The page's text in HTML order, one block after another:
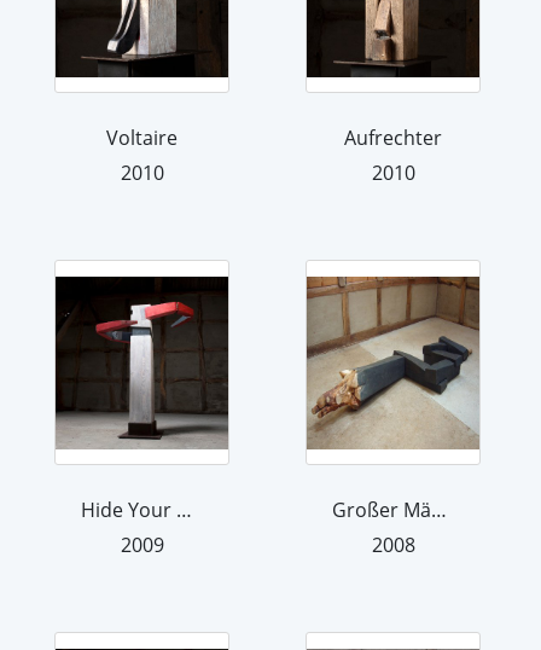
Voltaire
2010
Aufrechter
2010
Hide Your Heart
2009
Großer Mäander
2008